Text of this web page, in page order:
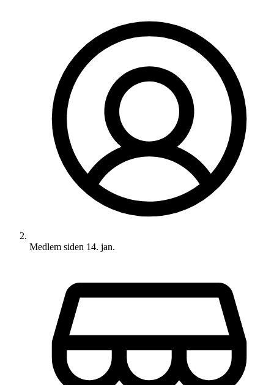
Medlem siden 14. jan.